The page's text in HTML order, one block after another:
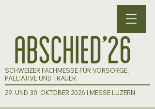
SCHWEIZER FACHMESSE FÜR VORSORGE,
PALLIATIVE UND TRAUER
29. UND 30. OKTOBER 2026 I MESSE LUZERN